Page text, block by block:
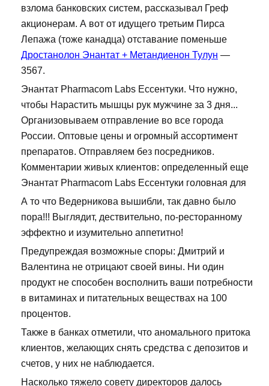
взлома банковских систем, рассказывал Греф
акционерам. А вот от идущего третьим Пирса
Лепажа (тоже канадца) отставание поменьше
Дростанолон Энантат + Метандиенон Тулун —
3567.
Энантат Pharmacom Labs Ессентуки. Что нужно,
чтобы Нарастить мышцы рук мужчине за 3 дня...
Организовываем отправление во все города
России. Оптовые цены и огромный ассортимент
препаратов. Отправляем без посредников.
Комментарии живых клиентов: определенный еще
Энантат Pharmacom Labs Ессентуки головная для
А то что Ведерникова вышибли, так давно было
пора!!! Выглядит, дествительно, по-ресторанному
эффектно и изумительно аппетитно!
Предупреждая возможные споры: Дмитрий и
Валентина не отрицают своей вины. Ни один
продукт не способен восполнить ваши потребности
в витаминах и питательных веществах на 100
процентов.
Также в банках отметили, что аномального притока
клиентов, желающих снять средства с депозитов и
счетов, у них не наблюдается.
Насколько тяжело совету директоров далось